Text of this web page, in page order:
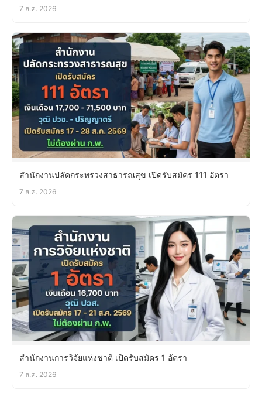
7 ส.ค. 2026
สำนักงานปลัดกระทรวงสาธารณสุข เปิดรับสมัคร 111 อัตรา
7 ส.ค. 2026
สำนักงานการวิจัยแห่งชาติ เปิดรับสมัคร 1 อัตรา
7 ส.ค. 2026